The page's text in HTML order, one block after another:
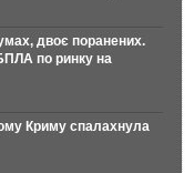
двоє поранених.
по ринку на
Криму спалахнула